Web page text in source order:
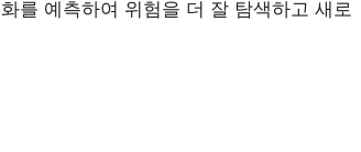
를 예측하여 위험을 더 잘 탐색하고 새로